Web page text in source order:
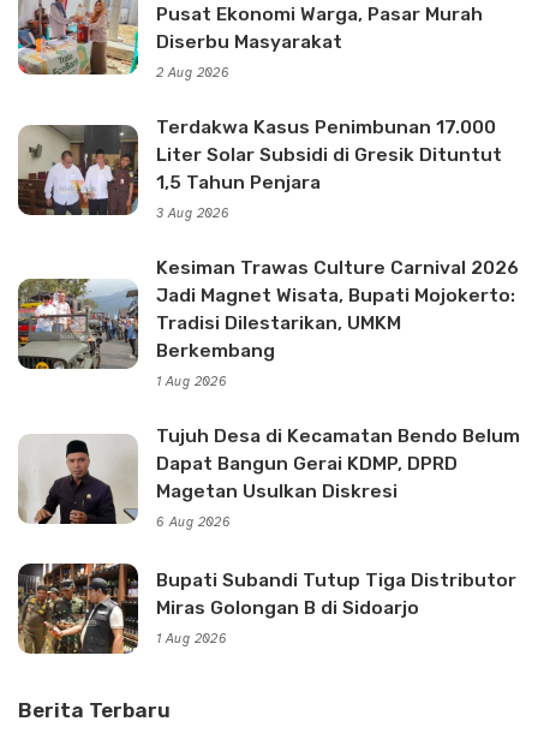
Pusat Ekonomi Warga, Pasar Murah
Diserbu Masyarakat
2 Aug 2026
Terdakwa Kasus Penimbunan 17.000
Liter Solar Subsidi di Gresik Dituntut
1,5 Tahun Penjara
3 Aug 2026
Kesiman Trawas Culture Carnival 2026
Jadi Magnet Wisata, Bupati Mojokerto:
Tradisi Dilestarikan, UMKM
Berkembang
1 Aug 2026
Tujuh Desa di Kecamatan Bendo Belum
Dapat Bangun Gerai KDMP, DPRD
Magetan Usulkan Diskresi
6 Aug 2026
Bupati Subandi Tutup Tiga Distributor
Miras Golongan B di Sidoarjo
1 Aug 2026
Berita Terbaru